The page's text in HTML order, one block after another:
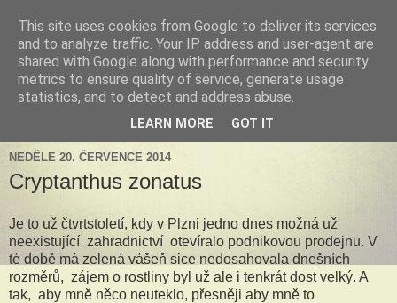
Tillandsia za okny
Tillandsie a další zelená havěť která s námi může žít v bytě,
k našim velkým radostem, nebo také starostem.
NEDĚLE 20. ČERVENCE 2014
Cryptanthus zonatus
Je to už čtvrtstoletí, kdy v Plzni jedno dnes možná už
neexistující zahradnictví otevíralo podnikovou prodejnu. V
té době má zelená vášeň sice nedosahovala dnešních
rozměrů, zájem o rostliny byl už ale i tenkrát dost velký. A
tak, aby mně něco neuteklo, přesněji aby mně to
This site uses cookies from Google to deliver its services
and to analyze traffic. Your IP address and user-agent are
shared with Google along with performance and security
metrics to ensure quality of service, generate usage
statistics, and to detect and address abuse.
LEARN MORE GOT IT